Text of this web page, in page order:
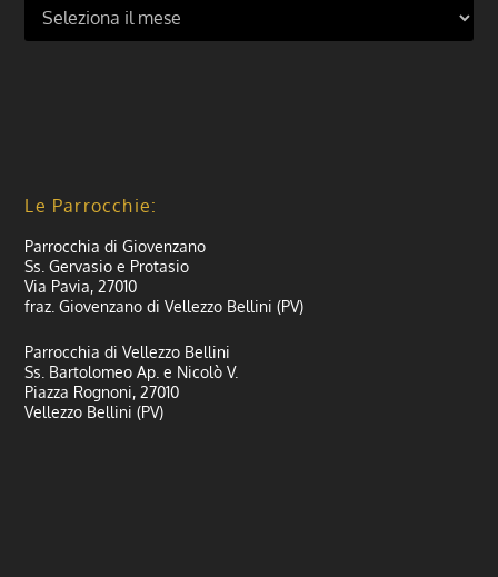
Le Parrocchie:
Parrocchia di Giovenzano
Ss. Gervasio e Protasio
Via Pavia, 27010
fraz. Giovenzano di Vellezzo Bellini (PV)
Parrocchia di Vellezzo Bellini
Ss. Bartolomeo Ap. e Nicolò V.
Piazza Rognoni, 27010
Vellezzo Bellini (PV)